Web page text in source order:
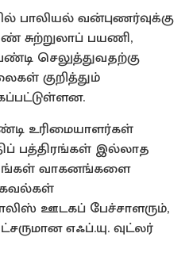
வன்புணர்வுக்கு
சுற்றுலாப் பயணி,
செலுத்துவதற்கு
குறித்தும்
உரிமையாளர்கள்
பத்திரங்கள் இல்லாத
தங்கள் வாகனங்களை
ஊடகப் பேச்சாளரும்,
எஃப்.யு. வுட்லர்